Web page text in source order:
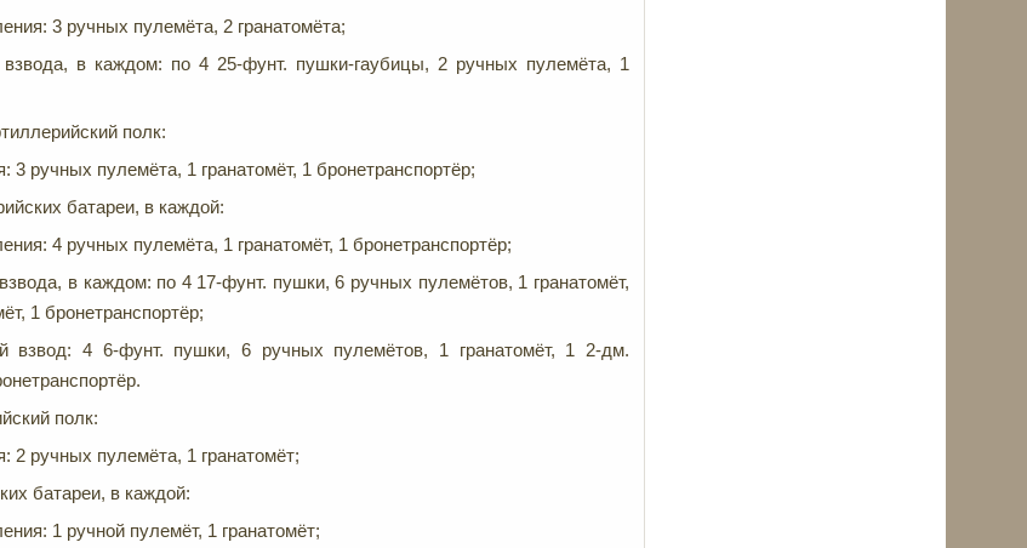
3 ручных пулемёта, 2 гранатомёта;
в каждом: по 4 25-фунт. пушки-гаубицы, 2 ручных пулемёта, 1
полк:
3 ручных пулемёта, 1 гранатомёт, 1 бронетранспортёр;
батареи, в каждой:
4 ручных пулемёта, 1 гранатомёт, 1 бронетранспортёр;
в каждом: по 4 17-фунт. пушки, 6 ручных пулемётов, 1 гранатомёт,
1 бронетранспортёр;
взвод: 4 6-фунт. пушки, 6 ручных пулемётов, 1 гранатомёт, 1 2-дм.
полк:
2 ручных пулемёта, 1 гранатомёт;
батареи, в каждой:
1 ручной пулемёт, 1 гранатомёт;